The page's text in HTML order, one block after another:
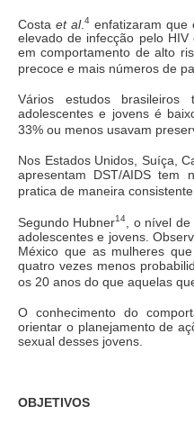
Costa et al. 4enfatizaram que
elevado de infecção pelo
em comportamento de alto
precoce e mais números de
Vários estudos
adolescentes e jovens é
33% ou menos usavam
Nos Estados Unidos, Suíça,
apresentam DST/AIDS tem
pratica de maneira
Segundo Hubner14
, o nível
adolescentes e jovens.
México que as mulheres
quatro vezes menos
os 20 anos do que aquelas
O conhecimento do
orientar o planejamento de
sexual desses jovens.
OBJETIVOS